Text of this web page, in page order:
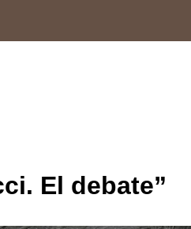
El debate”